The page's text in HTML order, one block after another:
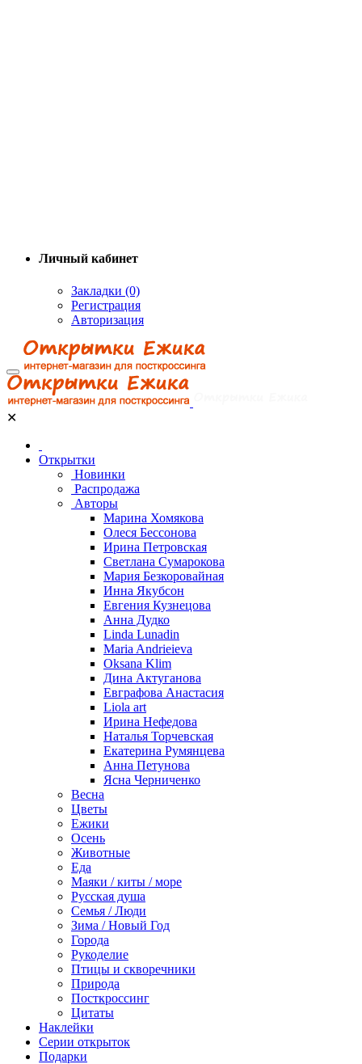
Личный кабинет
Закладки (0)
Регистрация
Авторизация
✕
Открытки
Новинки
Распродажа
Авторы
Марина Хомякова
Олеся Бессонова
Ирина Петровская
Светлана Сумарокова
Мария Безкоровайная
Инна Якубсон
Евгения Кузнецова
Анна Дудко
Linda Lunadin
Maria Andrieieva
Oksana Klim
Дина Актуганова
Евграфова Анастасия
Liola art
Ирина Нефедова
Наталья Торчевская
Екатерина Румянцева
Анна Петунова
Ясна Черниченко
Весна
Цветы
Ежики
Осень
Животные
Еда
Маяки / киты / море
Русская душа
Семья / Люди
Зима / Новый Год
Города
Рукоделие
Птицы и скворечники
Природа
Посткроссинг
Цитаты
Наклейки
Серии открыток
Подарки